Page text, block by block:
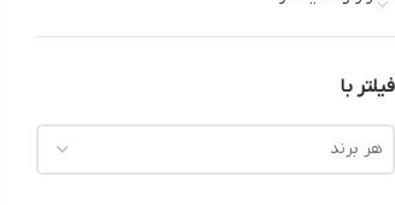
فیلتر با
هر برند